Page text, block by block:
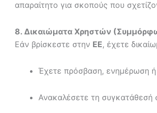
απαραίτητο για σκοπούς που
8. Δικαιώματα Χρηστών
Εάν βρίσκεστε στην ΕΕ, έχετε
Έχετε πρόσβαση, ενημέρωση
Ανακαλέσετε τη συγκατάθεσή